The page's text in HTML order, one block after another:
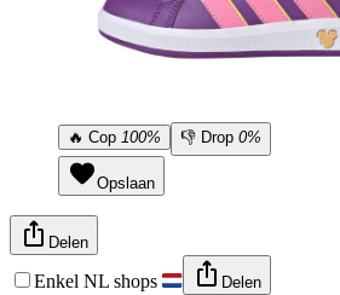
🔥 Cop 100% 👎 Drop 0%
Opslaan
Delen
Enkel NL shops Delen